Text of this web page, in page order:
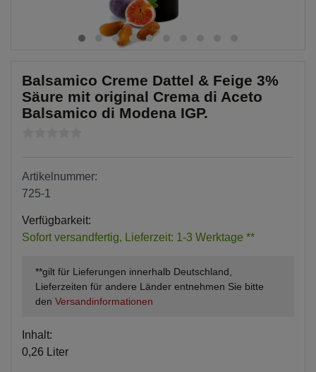
Balsamico Creme Dattel & Feige 3%
Säure mit original Crema di Aceto
Balsamico di Modena IGP.
Artikelnummer:
725-1
Verfügbarkeit:
Sofort versandfertig, Lieferzeit: 1-3 Werktage **
**gilt für Lieferungen innerhalb Deutschland,
Lieferzeiten für andere Länder entnehmen Sie bitte
den Versandinformationen
Inhalt:
0,26 Liter